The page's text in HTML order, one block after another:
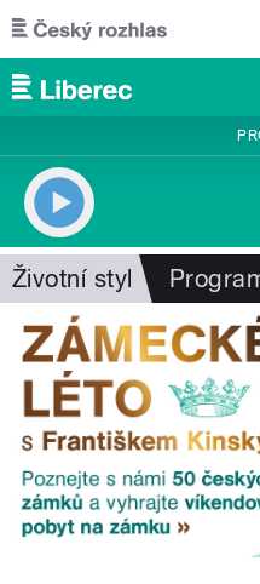
Přejít k hlavnímu obsahu
Životní styl